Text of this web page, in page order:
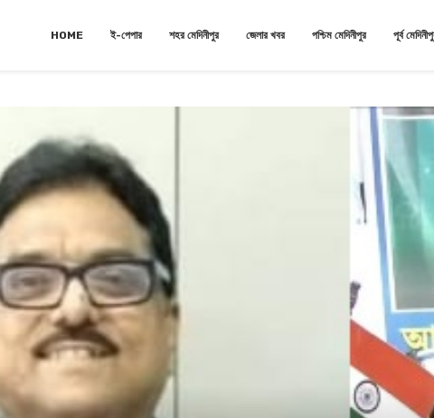
HOME ই-পেপার শহর মেদিনীপুর জেলার খবর পশ্চিম মেদিনীপুর পূর্ব